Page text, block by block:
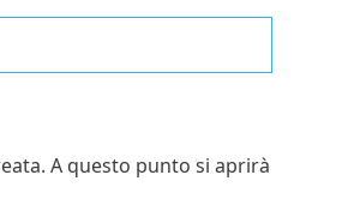
A questo punto si aprirà